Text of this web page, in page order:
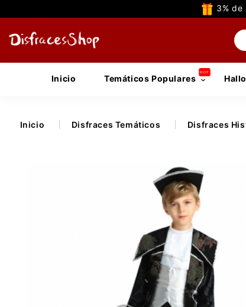
3% de
Inicio Temáticos Populares
Inicio Disfraces Temáticos Disfraces